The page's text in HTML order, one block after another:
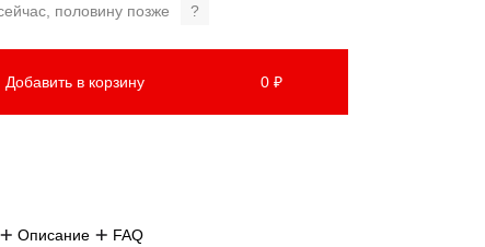
половину позже ?
Добавить в корзину 0 ₽
Описание FAQ